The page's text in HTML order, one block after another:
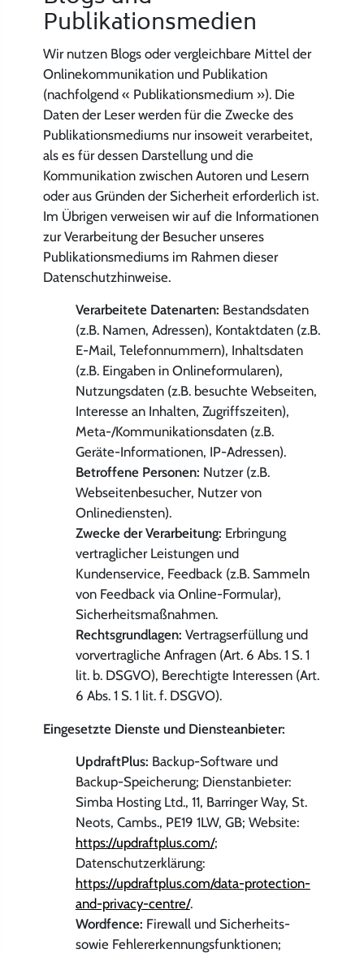
Publikationsmedien
Wir nutzen Blogs oder vergleichbare Mittel der
Onlinekommunikation und Publikation
(nachfolgend « Publikationsmedium »). Die
Daten der Leser werden für die Zwecke des
Publikationsmediums nur insoweit verarbeitet,
als es für dessen Darstellung und die
Kommunikation zwischen Autoren und Lesern
oder aus Gründen der Sicherheit erforderlich ist.
Im Übrigen verweisen wir auf die Informationen
zur Verarbeitung der Besucher unseres
Publikationsmediums im Rahmen dieser
Datenschutzhinweise.
Verarbeitete Datenarten: Bestandsdaten
(z.B. Namen, Adressen), Kontaktdaten (z.B.
E-Mail, Telefonnummern), Inhaltsdaten
(z.B. Eingaben in Onlineformularen),
Nutzungsdaten (z.B. besuchte Webseiten,
Interesse an Inhalten, Zugriffszeiten),
Meta-/Kommunikationsdaten (z.B.
Geräte-Informationen, IP-Adressen).
Betroffene Personen: Nutzer (z.B.
Webseitenbesucher, Nutzer von
Onlinediensten).
Zwecke der Verarbeitung: Erbringung
vertraglicher Leistungen und
Kundenservice, Feedback (z.B. Sammeln
von Feedback via Online-Formular),
Sicherheitsmaßnahmen.
Rechtsgrundlagen: Vertragserfüllung und
vorvertragliche Anfragen (Art. 6 Abs. 1 S. 1
lit. b. DSGVO), Berechtigte Interessen (Art.
6 Abs. 1 S. 1 lit. f. DSGVO).
Eingesetzte Dienste und Diensteanbieter:
UpdraftPlus: Backup-Software und
Backup-Speicherung; Dienstanbieter:
Simba Hosting Ltd., 11, Barringer Way, St.
Neots, Cambs., PE19 1LW, GB; Website:
https://updraftplus.com/;
Datenschutzerklärung:
https://updraftplus.com/data-protection-
and-privacy-centre/.
Wordfence: Firewall und Sicherheits-
sowie Fehlererkennungsfunktionen;